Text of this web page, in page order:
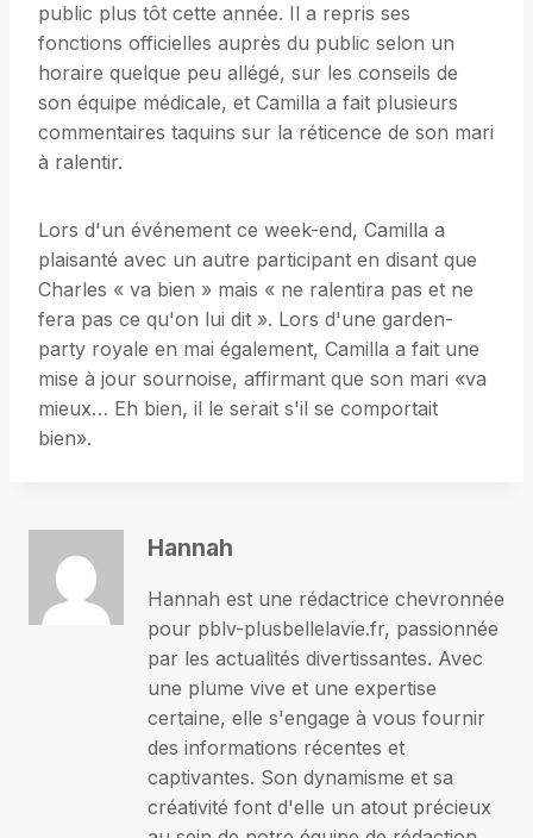
public plus tôt cette année. Il a repris ses
fonctions officielles auprès du public selon un
horaire quelque peu allégé, sur les conseils de
son équipe médicale, et Camilla a fait plusieurs
commentaires taquins sur la réticence de son mari
à ralentir.
Lors d'un événement ce week-end, Camilla a
plaisanté avec un autre participant en disant que
Charles « va bien » mais « ne ralentira pas et ne
fera pas ce qu'on lui dit ». Lors d'une garden-
party royale en mai également, Camilla a fait une
mise à jour sournoise, affirmant que son mari «va
mieux… Eh bien, il le serait s'il se comportait
bien».
Hannah
Hannah est une rédactrice chevronnée
pour pblv-plusbellelavie.fr, passionnée
par les actualités divertissantes. Avec
une plume vive et une expertise
certaine, elle s'engage à vous fournir
des informations récentes et
captivantes. Son dynamisme et sa
créativité font d'elle un atout précieux